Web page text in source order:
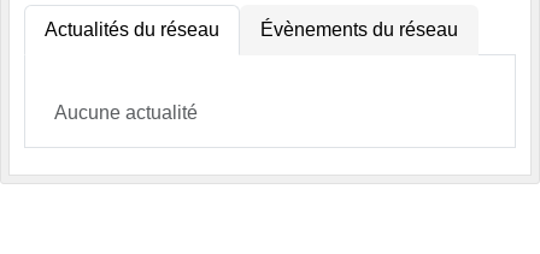
Actualités du réseau Évènements du réseau
Aucune actualité